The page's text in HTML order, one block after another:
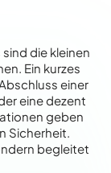
die kleinen
Ein kurzes
einer
eine dezent
geben
Sicherheit.
begleitet